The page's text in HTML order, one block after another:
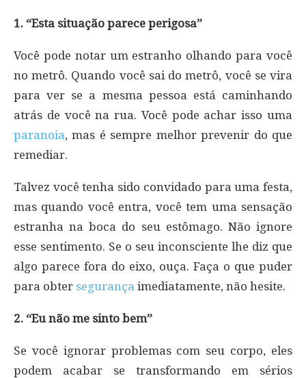
1. “Esta situação parece perigosa”
Você pode notar um estranho olhando para você
no metrô. Quando você sai do metrô, você se vira
para ver se a mesma pessoa está caminhando
atrás de você na rua. Você pode achar isso uma
paranoia, mas é sempre melhor prevenir do que
remediar.
Talvez você tenha sido convidado para uma festa,
mas quando você entra, você tem uma sensação
estranha na boca do seu estômago. Não ignore
esse sentimento. Se o seu inconsciente lhe diz que
algo parece fora do eixo, ouça. Faça o que puder
para obter segurança imediatamente, não hesite.
2. “Eu não me sinto bem”
Se você ignorar problemas com seu corpo, eles
podem acabar se transformando em sérios